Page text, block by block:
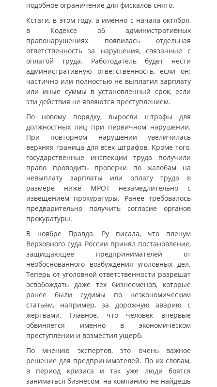
подобное ограничение для фискалов снято.
Кстати, в этом году, а именно с начала октября,
в Кодексе об административных
правонарушениях появилась отдельная
ответственность за нарушения, связанные с
оплатой труда. Работодатель будет нести
административную ответственность, если он:
частично или полностью не выплатил зарплату
или иные суммы в установленный срок, если
эти действия не являются преступлением.
По новому порядку, выросли штрафы для
должностных лиц при первичном нарушении.
При повторном нарушении увеличилась
верхняя граница для всех штрафов. Кроме того,
государственные инспекции труда получили
право проводить проверки по жалобам на
невыплату зарплаты или оплату труда в
размере ниже МРОТ незамедлительно с
извещением прокуратуры. Ранее требовалось
предварительно получить согласие органов
прокуратуры.
В ноябре Правда. Ру писала, что пленум
Верховного суда России принял постановление,
защищающее предпринимателей от
необоснованного возбуждения уголовных дел.
Теперь от уголовной ответственности разрешат
освобождать даже тех бизнесменов, которые
ранее были судимы по неэкономическим
статьям, например, за дорожную аварию с
жертвами. Главное, что человек впервые
обвиняется именно в экономическом
преступлении и возместил ущерб.
По мнению экспертов, это очень важное
решение для предпринимателей. По их словам,
в период кризиса и так уже люди боятся
заниматься бизнесом, на компанию не найдешь